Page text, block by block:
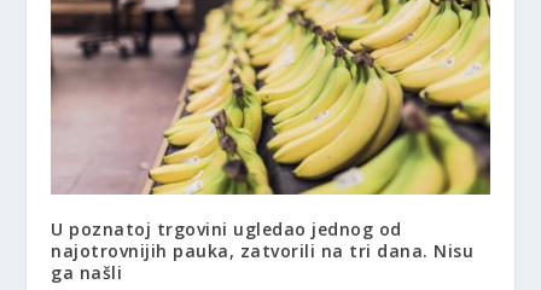
U poznatoj trgovini ugledao jednog od
najotrovnijih pauka, zatvorili na tri dana. Nisu
ga našli